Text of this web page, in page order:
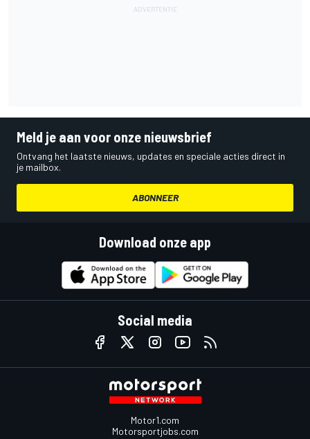
Meld je aan voor onze nieuwsbrief
Ontvang het laatste nieuws, updates en speciale acties direct in
je mailbox.
ABONNEER
Download onze app
Social media
Motor1.com
Motorsportjobs.com